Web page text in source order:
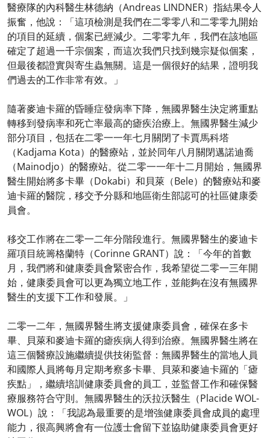
醫療隊的內科醫生林德納（Andreas LINDNER）指結果令人
振奮，他說：「這項檢測是我們在二零零八和二零零九開始
的項目的延續，個案已經減少。二零零九年，我們在該地區
確定了超過一千宗個案，而這次我們只找到幾宗疑似個案，
但最後都證實與寄生蟲無關。這是一個很好的結果，證明我
們過去的工作非常有效。」
隨著麥迪卡羅的昏睡症發病率下降，無國界醫生決定將重點
轉移到發病率和死亡率最高的瘧疾治療上。無國界醫生減少
部分項目，包括在二零一一年七月關閉了卡賈馬科塔
（Kadjama Kota）的醫療站，並於同年八月關閉邁諾迪喬
（Mainodjo）的醫療站。從二零一一年十二月開始，無國界
醫生開始將多卡畢（Dokabi）和貝萊（Bele）的醫療站和麥
迪卡羅的醫院，移交予分縣和地區衛生部認可的社區健康委
員會。
移交工作將在二零一二年分階段進行。無國界醫生的麥迪卡
羅項目統籌格蘭特（Corinne GRANT）說：「今年的首數
月，我們將和健康委員會緊密合作，我希望從二零一三年開
始，健康委員會可以更為獨立地工作，並能夠在沒有無國界
醫生的支援下工作和發展。」
二零一二年，無國界醫生將支援健康委員會，確保在多卡
畢、貝萊和麥迪卡羅的瘧疾病人得到治療。無國界醫生將在
這三個醫療設施繼續提供技術監督：無國界醫生的當地人員
和國際人員將每月定期考察多卡畢、貝萊和麥迪卡羅的「瘧
疾點」，繼續培訓健康委員會的員工，並監督工作和確保醫
療服務符合守則。無國界醫生的沃拉沃醫生（Placide WOL-
WOL）說：「我認為最重要的是增強健康委員會成員的處理
能力，很高興將會有一位護士會留下並協助健康委員會更好